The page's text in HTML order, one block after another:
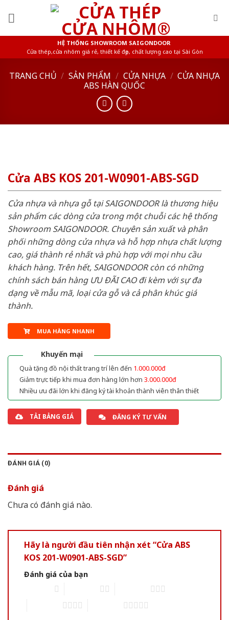
HỆ THỐNG SHOWROOM SAIGONDOOR
Cửa thép,cửa nhôm giá rẻ, thiết kế đẹp, chất lượng cao tại Sài Gòn
TRANG CHỦ / SẢN PHẨM / CỬA NHỰA / CỬA NHỰA
ABS HÀN QUỐC
Cửa ABS KOS 201-W0901-ABS-SGD
Cửa nhựa và nhựa gỗ tại SAIGONDOOR là thương hiệu
sản phẩm các dòng cửa trong một chuỗi các hệ thống
Showroom SAIGONDOOR. Chuyên sản xuất và phân
phối những dòng cửa nhựa và hỗ hợp nhựa chất lượng
cao, giá thành rẻ nhất và phù hợp với mọi nhu cầu
khách hàng. Trên hết, SAIGONDOOR còn có những
chính sách bán hàng ƯU ĐÃI CAO đi kèm với sự đa
dạng về mẫu mã, loại cửa gỗ và cả phân khúc giá
thành.
MUA HÀNG NHANH
Khuyến mại
Quà tặng đồ nội thất trang trí lên đến 1.000.000đ
Giảm trực tiếp khi mua đơn hàng lớn hơn 3.000.000đ
Nhiều ưu đãi lớn khi đăng ký tài khoản thành viên thân thiết
TẢI BẢNG GIÁ ĐĂNG KÝ TƯ VẤN
ĐÁNH GIÁ (0)
Đánh giá
Chưa có đánh giá nào.
Hãy là người đầu tiên nhận xét “Cửa ABS
KOS 201-W0901-ABS-SGD”
Đánh giá của bạn